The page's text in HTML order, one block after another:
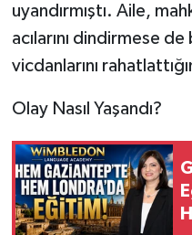
uyandırmıştı. Aile,
acılarını dindirmese
vicdanlarını
Olay Nasıl Yaşandı?